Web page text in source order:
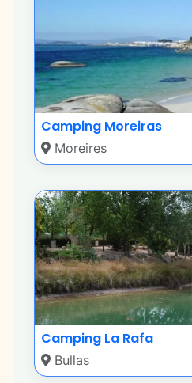
Camping Moreiras
Moreires
Camping La Rafa
Bullas